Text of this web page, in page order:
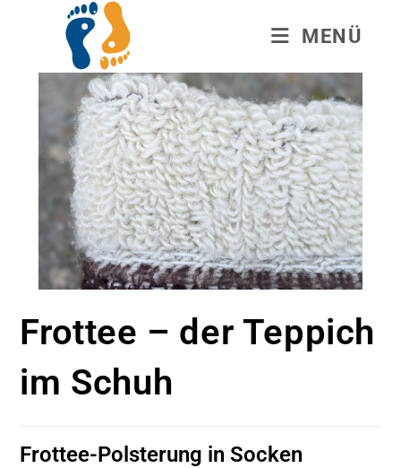
MENÜ
Frottee – der Teppich
im Schuh
Frottee-Polsterung in Socken